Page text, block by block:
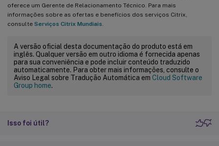
oferece um Gerente de Relacionamento Técnico. Para mais
informações sobre as ofertas e benefícios dos serviços Citrix,
consulte Serviços Citrix Mundiais
A versão oficial desta documentação do produto está em
inglês. Qualquer versão em outro idioma é fornecida apenas
para sua conveniência e pode incluir conteúdo traduzido
automaticamente. Para obter mais informações, consulte o
Aviso Legal sobre Tradução Automática em Cloud Software
Group home.
Isso foi útil?